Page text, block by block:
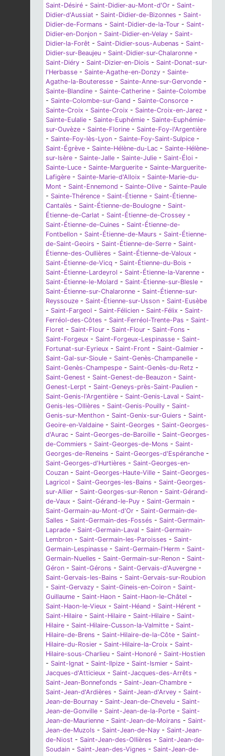
Saint-Désiré - Saint-Didier-au-Mont-d'Or - Saint-
Didier-d'Aussiat - Saint-Didier-de-Bizonnes - Saint-
Didier-de-Formans - Saint-Didier-de-la-Tour - Saint-
Didier-en-Donjon - Saint-Didier-en-Velay - Saint-
Didier-la-Forêt - Saint-Didier-sous-Aubenas - Saint-
Didier-sur-Beaujeu - Saint-Didier-sur-Chalaronne -
Saint-Diéry - Saint-Dizier-en-Diois - Saint-Donat-sur-
l'Herbasse - Sainte-Agathe-en-Donzy - Sainte-
Agathe-la-Bouteresse - Sainte-Anne-sur-Gervonde -
Sainte-Blandine - Sainte-Catherine - Sainte-Colombe
- Sainte-Colombe-sur-Gand - Sainte-Consorce -
Sainte-Croix - Sainte-Croix - Sainte-Croix-en-Jarez -
Sainte-Eulalie - Sainte-Euphémie - Sainte-Euphémie-
sur-Ouvèze - Sainte-Florine - Sainte-Foy-l'Argentière
- Sainte-Foy-lès-Lyon - Sainte-Foy-Saint-Sulpice -
Saint-Égrève - Sainte-Hélène-du-Lac - Sainte-Hélène-
sur-Isère - Sainte-Jalle - Sainte-Julie - Saint-Éloi -
Sainte-Luce - Sainte-Marguerite - Sainte-Marguerite-
Lafigère - Sainte-Marie-d'Alloix - Sainte-Marie-du-
Mont - Saint-Ennemond - Sainte-Olive - Sainte-Paule
- Sainte-Thérence - Saint-Étienne - Saint-Étienne-
Cantalès - Saint-Étienne-de-Boulogne - Saint-
Étienne-de-Carlat - Saint-Étienne-de-Crossey -
Saint-Étienne-de-Cuines - Saint-Étienne-de-
Fontbellon - Saint-Étienne-de-Maurs - Saint-Étienne-
de-Saint-Geoirs - Saint-Étienne-de-Serre - Saint-
Étienne-des-Oullières - Saint-Étienne-de-Valoux -
Saint-Étienne-de-Vicq - Saint-Étienne-du-Bois -
Saint-Étienne-Lardeyrol - Saint-Étienne-la-Varenne -
Saint-Étienne-le-Molard - Saint-Étienne-sur-Blesle -
Saint-Étienne-sur-Chalaronne - Saint-Étienne-sur-
Reyssouze - Saint-Étienne-sur-Usson - Saint-Eusèbe
- Saint-Fargeol - Saint-Félicien - Saint-Félix - Saint-
Ferréol-des-Côtes - Saint-Ferréol-Trente-Pas - Saint-
Floret - Saint-Flour - Saint-Flour - Saint-Fons -
Saint-Forgeux - Saint-Forgeux-Lespinasse - Saint-
Fortunat-sur-Eyrieux - Saint-Front - Saint-Galmier -
Saint-Gal-sur-Sioule - Saint-Genès-Champanelle -
Saint-Genès-Champespe - Saint-Genès-du-Retz -
Saint-Genest - Saint-Genest-de-Beauzon - Saint-
Genest-Lerpt - Saint-Geneys-près-Saint-Paulien -
Saint-Genis-l'Argentière - Saint-Genis-Laval - Saint-
Genis-les-Ollières - Saint-Genis-Pouilly - Saint-
Genis-sur-Menthon - Saint-Genix-sur-Guiers - Saint-
Geoire-en-Valdaine - Saint-Georges - Saint-Georges-
d'Aurac - Saint-Georges-de-Baroille - Saint-Georges-
de-Commiers - Saint-Georges-de-Mons - Saint-
Georges-de-Reneins - Saint-Georges-d'Espéranche -
Saint-Georges-d'Hurtières - Saint-Georges-en-
Couzan - Saint-Georges-Haute-Ville - Saint-Georges-
Lagricol - Saint-Georges-les-Bains - Saint-Georges-
sur-Allier - Saint-Georges-sur-Renon - Saint-Gérand-
de-Vaux - Saint-Gérand-le-Puy - Saint-Germain -
Saint-Germain-au-Mont-d'Or - Saint-Germain-de-
Salles - Saint-Germain-des-Fossés - Saint-Germain-
Laprade - Saint-Germain-Laval - Saint-Germain-
Lembron - Saint-Germain-les-Paroisses - Saint-
Germain-Lespinasse - Saint-Germain-l'Herm - Saint-
Germain-Nuelles - Saint-Germain-sur-Renon - Saint-
Géron - Saint-Gérons - Saint-Gervais-d'Auvergne -
Saint-Gervais-les-Bains - Saint-Gervais-sur-Roubion
- Saint-Gervazy - Saint-Gineis-en-Coiron - Saint-
Guillaume - Saint-Haon - Saint-Haon-le-Châtel -
Saint-Haon-le-Vieux - Saint-Héand - Saint-Hérent -
Saint-Hilaire - Saint-Hilaire - Saint-Hilaire - Saint-
Hilaire - Saint-Hilaire-Cusson-la-Valmitte - Saint-
Hilaire-de-Brens - Saint-Hilaire-de-la-Côte - Saint-
Hilaire-du-Rosier - Saint-Hilaire-la-Croix - Saint-
Hilaire-sous-Charlieu - Saint-Honoré - Saint-Hostien
- Saint-Ignat - Saint-Ilpize - Saint-Ismier - Saint-
Jacques-d'Atticieux - Saint-Jacques-des-Arrêts -
Saint-Jean-Bonnefonds - Saint-Jean-Chambre -
Saint-Jean-d'Ardières - Saint-Jean-d'Arvey - Saint-
Jean-de-Bournay - Saint-Jean-de-Chevelu - Saint-
Jean-de-Gonville - Saint-Jean-de-la-Porte - Saint-
Jean-de-Maurienne - Saint-Jean-de-Moirans - Saint-
Jean-de-Muzols - Saint-Jean-de-Nay - Saint-Jean-
de-Niost - Saint-Jean-des-Ollières - Saint-Jean-de-
Soudain - Saint-Jean-des-Vignes - Saint-Jean-de-